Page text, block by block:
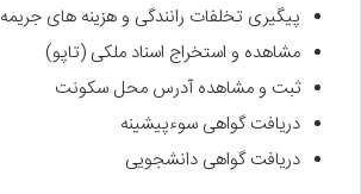
پیگیری تخلفات رانندگی و هزینه های جریمه
مشاهده و استخراج اسناد ملکی (تاپو)
ثبت و مشاهده آدرس محل سکونت
دریافت گواهی سوءپیشینه
دریافت گواهی دانشجویی